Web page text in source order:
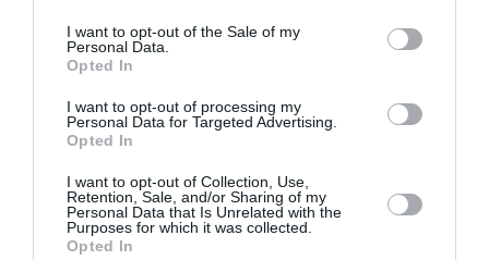
I want to opt-out of the Sale of my
Personal Data.
Opted In
I want to opt-out of processing my
Personal Data for Targeted Advertising.
Opted In
I want to opt-out of Collection, Use,
Retention, Sale, and/or Sharing of my
Personal Data that Is Unrelated with the
Purposes for which it was collected.
Opted In
Enoch Arden: Το
έργο του Άλφρεντ
από το Μέγαρο
Μουσικής
Αθηνών στο